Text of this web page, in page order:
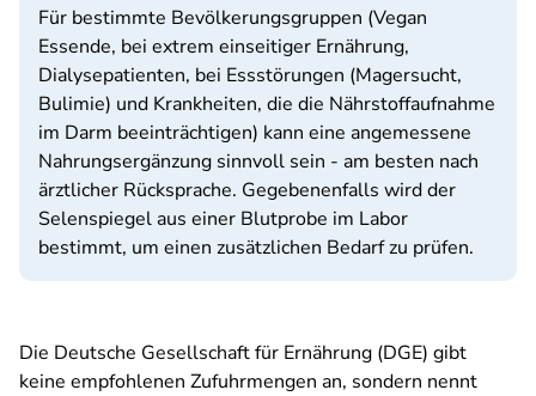
Für bestimmte Bevölkerungsgruppen (Vegan
Essende, bei extrem einseitiger Ernährung,
Dialysepatienten, bei Essstörungen (Magersucht,
Bulimie) und Krankheiten, die die Nährstoffaufnahme
im Darm beeinträchtigen) kann eine angemessene
Nahrungsergänzung sinnvoll sein - am besten nach
ärztlicher Rücksprache. Gegebenenfalls wird der
Selenspiegel aus einer Blutprobe im Labor
bestimmt, um einen zusätzlichen Bedarf zu prüfen.
Die Deutsche Gesellschaft für Ernährung (DGE) gibt
keine empfohlenen Zufuhrmengen an, sondern nennt